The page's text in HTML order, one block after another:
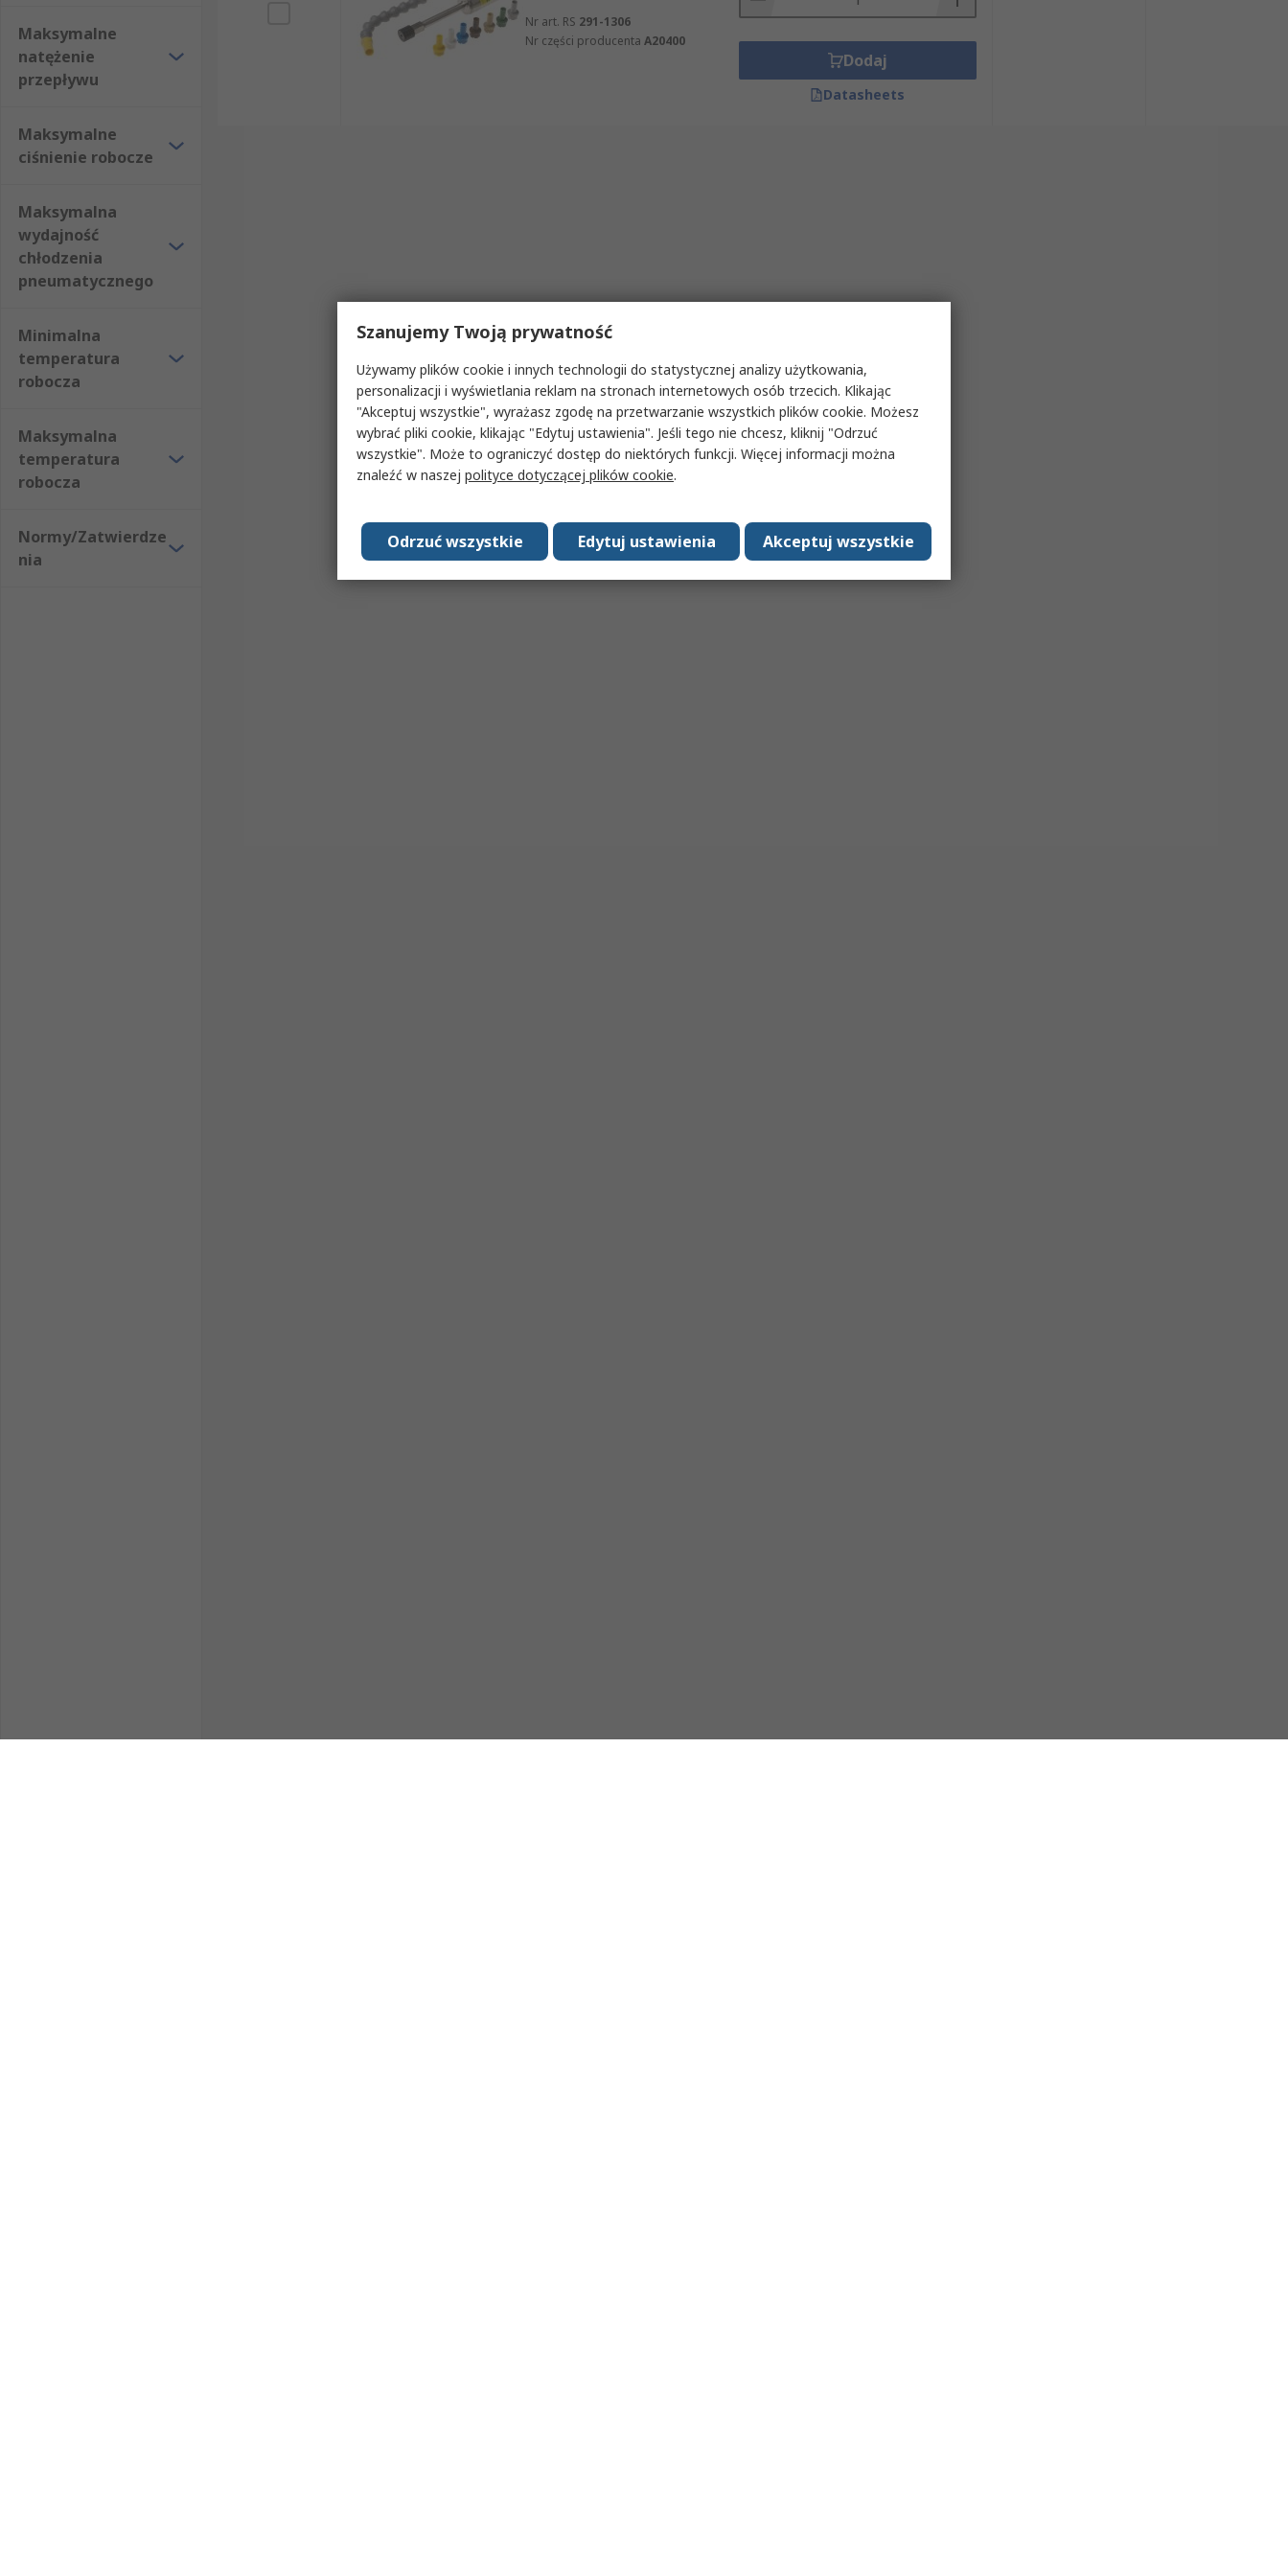
Maksymalne
natężenie
przepływu
Maksymalne
ciśnienie robocze
Maksymalna
wydajność
chłodzenia
pneumatycznego
Minimalna
temperatura
robocza
Maksymalna
temperatura
robocza
Normy/Zatwierdze
nia
Nr art. RS 291-1306
Nr części producenta A20400
Dodaj
Datasheets
Szanujemy Twoją prywatność
Używamy plików cookie i innych technologii do statystycznej analizy użytkowania,
personalizacji i wyświetlania reklam na stronach internetowych osób trzecich. Klikając
"Akceptuj wszystkie", wyrażasz zgodę na przetwarzanie wszystkich plików cookie. Możesz
wybrać pliki cookie, klikając "Edytuj ustawienia". Jeśli tego nie chcesz, kliknij "Odrzuć
wszystkie". Może to ograniczyć dostęp do niektórych funkcji. Więcej informacji można
znaleźć w naszej polityce dotyczącej plików cookie.
Akceptuj wszystkie
Edytuj ustawienia
Odrzuć wszystkie